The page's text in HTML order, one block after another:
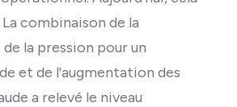
combinaison de la
la pression pour un
et de l'augmentation des
a relevé le niveau